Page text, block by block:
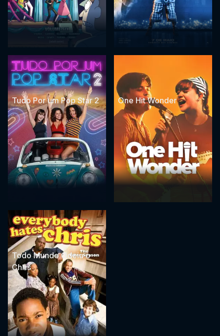
Tudo Por um Pop Star 2 One Hit Wonder
Todo Mundo Odeia o
Chris